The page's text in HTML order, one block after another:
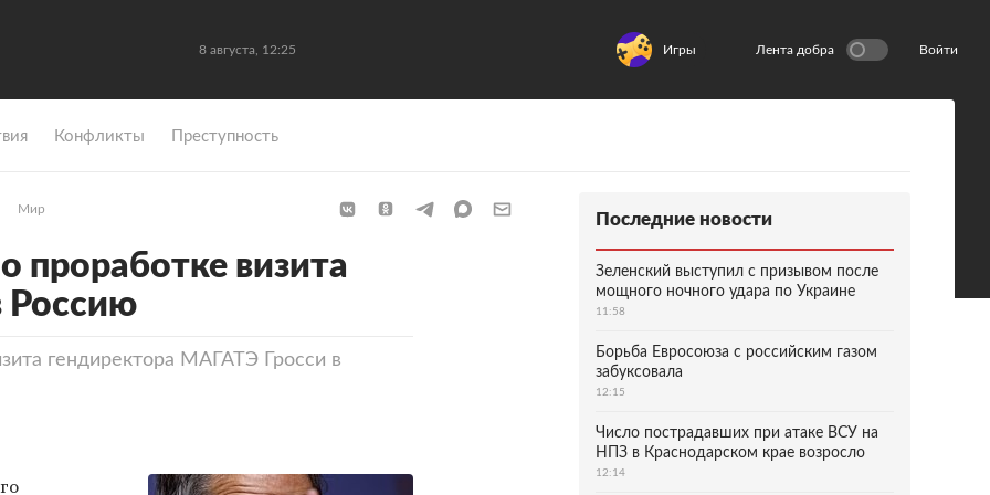
8 августа, 12:25 Игры Лента добра Войти
Конфликты Преступность
Мир
проработке визита
Россию
гендиректора МАГАТЭ Гросси в
Последние новости
Зеленский выступил с призывом после
мощного ночного удара по Украине
11:58
Борьба Евросоюза с российским газом
забуксовала
12:15
Число пострадавших при атаке ВСУ на
НПЗ в Краснодарском крае возросло
12:14